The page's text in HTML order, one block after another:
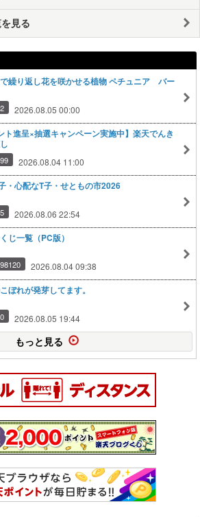
見る
繰り返し花を咲かせる植物 ペチュニア バー
2026.08.05 00:00
ト進呈×抽選キャンペーン実施中】楽天でんき
2026.08.04 11:00
・心配なT子・せともの市2026
2026.08.06 22:54
じ一覧（PC版）
2026.08.04 09:38
ぼれが発芽してます。
2026.08.05 19:44
もっと見る